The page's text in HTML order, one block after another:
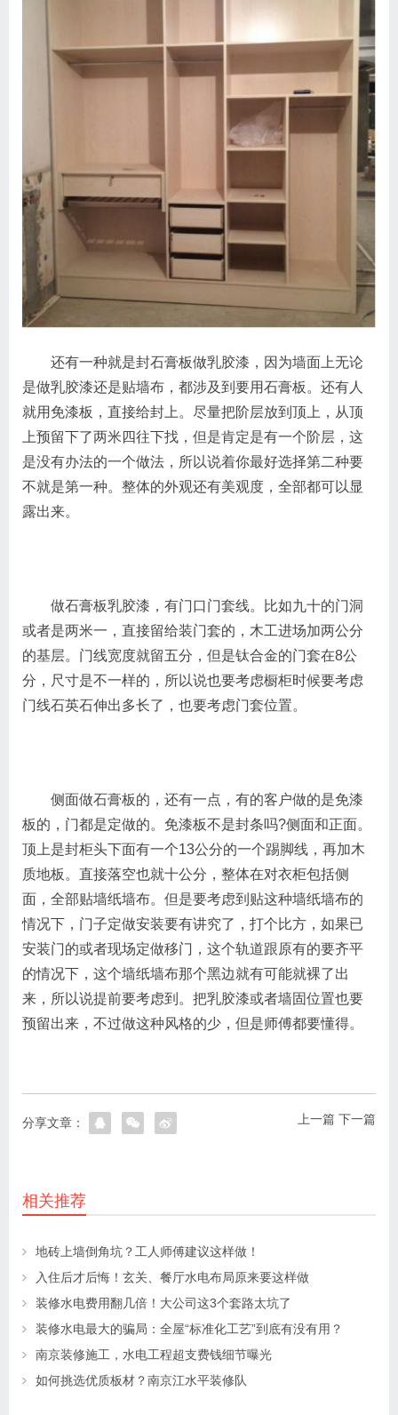
还有一种就是封石膏板做乳胶漆，因为墙面上无论
是做乳胶漆还是贴墙布，都涉及到要用石膏板。还有人
就用免漆板，直接给封上。尽量把阶层放到顶上，从顶
上预留下了两米四往下找，但是肯定是有一个阶层，这
是没有办法的一个做法，所以说着你最好选择第二种要
不就是第一种。整体的外观还有美观度，全部都可以显
露出来。
做石膏板乳胶漆，有门口门套线。比如九十的门洞
或者是两米一，直接留给装门套的，木工进场加两公分
的基层。门线宽度就留五分，但是钛合金的门套在8公
分，尺寸是不一样的，所以说也要考虑橱柜时候要考虑
门线石英石伸出多长了，也要考虑门套位置。
侧面做石膏板的，还有一点，有的客户做的是免漆
板的，门都是定做的。免漆板不是封条吗?侧面和正面。
顶上是封柜头下面有一个13公分的一个踢脚线，再加木
质地板。直接落空也就十公分，整体在对衣柜包括侧
面，全部贴墙纸墙布。但是要考虑到贴这种墙纸墙布的
情况下，门子定做安装要有讲究了，打个比方，如果已
安装门的或者现场定做移门，这个轨道跟原有的要齐平
的情况下，这个墙纸墙布那个黑边就有可能就裸了出
来，所以说提前要考虑到。把乳胶漆或者墙固位置也要
预留出来，不过做这种风格的少，但是师傅都要懂得。
上一篇 下一篇
分享文章：
相关推荐
地砖上墙倒角坑？工人师傅建议这样做！
入住后才后悔！玄关、餐厅水电布局原来要这样做
装修水电费用翻几倍！大公司这3个套路太坑了
装修水电最大的骗局：全屋“标准化工艺”到底有没有用？
南京装修施工，水电工程超支费钱细节曝光
如何挑选优质板材？南京江水平装修队